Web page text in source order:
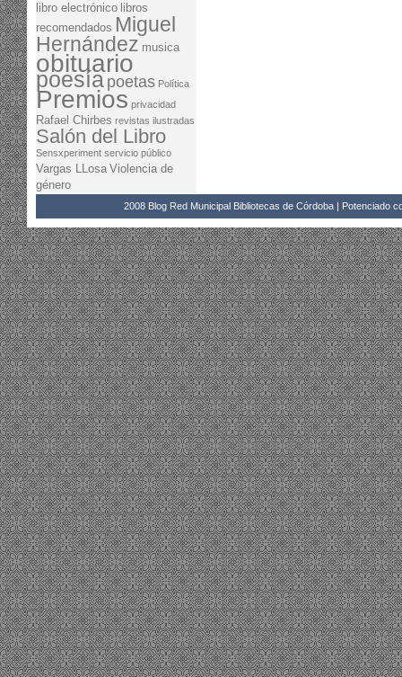
libro electrónico libros
recomendados Miguel
Hernández musica
obituario
poesía poetas Política
Premios privacidad
Rafael Chirbes revistas ilustradas
Salón del Libro
Sensxperiment servicio público
Vargas LLosa Violencia de
género
2008 Blog Red Municipal Bibliotecas de Córdoba | Potenciado